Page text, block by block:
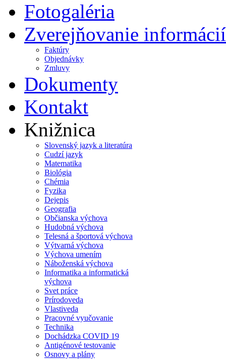
Fotogaléria
Zverejňovanie informácií
Faktúry
Objednávky
Zmluvy
Dokumenty
Kontakt
Knižnica
Slovenský jazyk a literatúra
Cudzí jazyk
Matematika
Biológia
Chémia
Fyzika
Dejepis
Geografia
Občianska výchova
Hudobná výchova
Telesná a športová výchova
Výtvarná výchova
Výchova umením
Náboženská výchova
Informatika a informatická
výchova
Svet práce
Prírodoveda
Vlastiveda
Pracovné vyučovanie
Technika
Dochádzka COVID 19
Antigénové testovanie
Osnovy a plány